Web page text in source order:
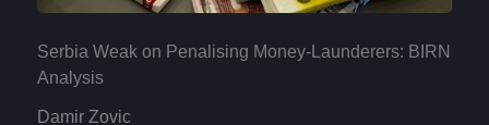
Serbia Weak on Penalising Money-Launderers: BIRN
Analysis
Damir Zovic